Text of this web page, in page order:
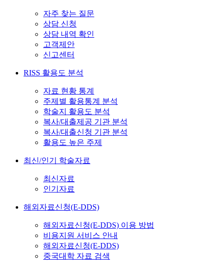
자주 찾는 질문
상담 신청
상담 내역 확인
고객제안
신고센터
RISS 활용도 분석
자료 현황 통계
주제별 활용통계 분석
학술지 활용도 분석
복사/대출제공 기관 분석
복사/대출신청 기관 분석
활용도 높은 주제
최신/인기 학술자료
최신자료
인기자료
해외자료신청(E-DDS)
해외자료신청(E-DDS) 이용 방법
비용지원 서비스 안내
해외자료신청(E-DDS)
중국대학 자료 검색